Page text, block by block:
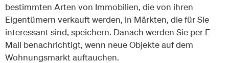
bestimmten Arten von Immobilien, die von ihren
Eigentümern verkauft werden, in Märkten, die für Sie
interessant sind, speichern. Danach werden Sie per E-
Mail benachrichtigt, wenn neue Objekte auf dem
Wohnungsmarkt auftauchen.